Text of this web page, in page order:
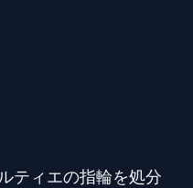
ティエの指輪を処分